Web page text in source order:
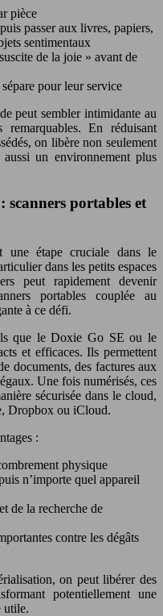
pièce
passer aux livres, papiers,
sentimentaux
de la joie » avant de
pour leur service
peut sembler intimidante au
En réduisant
on libère non seulement
un environnement plus
scanners portables et
une étape cruciale dans le
dans les petits espaces
peut rapidement devenir
portables couplée au
à ce défi.
que le Doxie Go SE ou le
et efficaces. Ils permettent
documents, des factures aux
Une fois numérisés, ces
sécurisée dans le cloud,
Dropbox ou iCloud.
:
physique
n’importe quel appareil
de la recherche de
contre les dégâts
on peut libérer des
potentiellement une
utile.